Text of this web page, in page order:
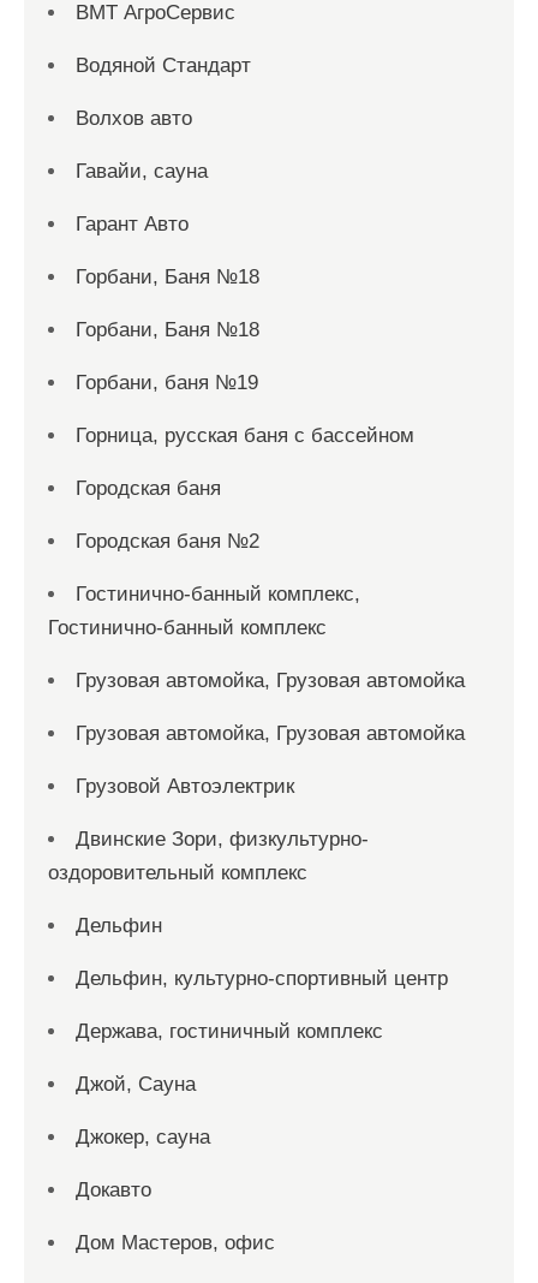
ВМТ АгроСервис
Водяной Стандарт
Волхов авто
Гавайи, сауна
Гарант Авто
Горбани, Баня №18
Горбани, Баня №18
Горбани, баня №19
Горница, русская баня с бассейном
Городская баня
Городская баня №2
Гостинично-банный комплекс,
Гостинично-банный комплекс
Грузовая автомойка, Грузовая автомойка
Грузовая автомойка, Грузовая автомойка
Грузовой Автоэлектрик
Двинские Зори, физкультурно-
оздоровительный комплекс
Дельфин
Дельфин, культурно-спортивный центр
Держава, гостиничный комплекс
Джой, Сауна
Джокер, сауна
Докавто
Дом Мастеров, офис